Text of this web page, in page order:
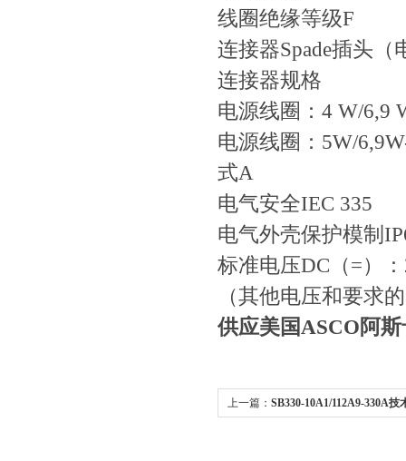
线圈绝缘等级F
连接器Spade插头
连接器规格
电源线圈：4
电源线圈：5W/
式A
电气安全IEC 335
电气外壳保护模制
标准电压DC（=）
（其他电压和要求
供应美国ASCO阿
上一篇： SB330-10A1/112A9-330A